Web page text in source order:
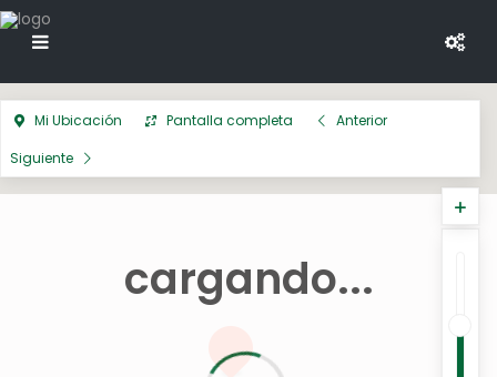
cargando...
Mi Ubicación Pantalla completa
Anterior
Siguiente